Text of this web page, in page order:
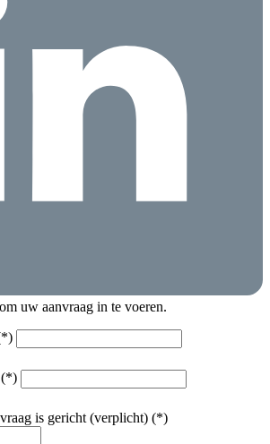
uw aanvraag in te voeren.
is gericht (verplicht)